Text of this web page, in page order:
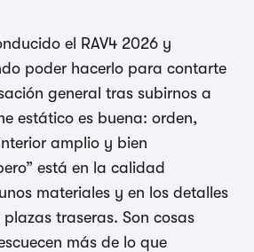
el RAV4 2026 y
poder hacerlo para contarte
general tras subirnos a
estático es buena: orden,
amplio y bien
está en la calidad
materiales y en los detalles
traseras. Son cosas
más de lo que